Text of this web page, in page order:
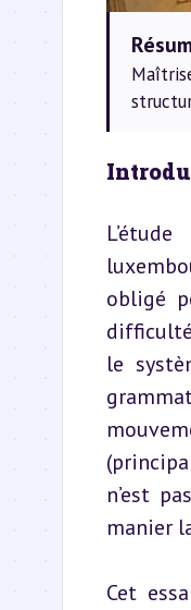
obligé
le
n’est
manier
Cet